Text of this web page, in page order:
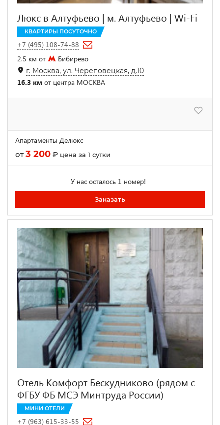
Люкс в Алтуфьево | м. Алтуфьево | Wi-Fi
КВАРТИРЫ ПОСУТОЧНО
+7 (495) 108-74-88
2.5 км от
Бибирево
г. Москва, ул. Череповецкая, д.10
16.3 км от центра МОСКВА
Апартаменты Делюкс
от3 200 ₽ цена за 1 сутки
У нас осталось 1 номер!
Заказать
Отель Комфорт Бескудниково (рядом с
ФГБУ ФБ МСЭ Минтруда России)
МИНИ ОТЕЛИ
+7 (963) 615-33-55